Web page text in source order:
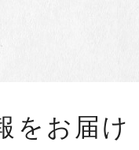
をお届け